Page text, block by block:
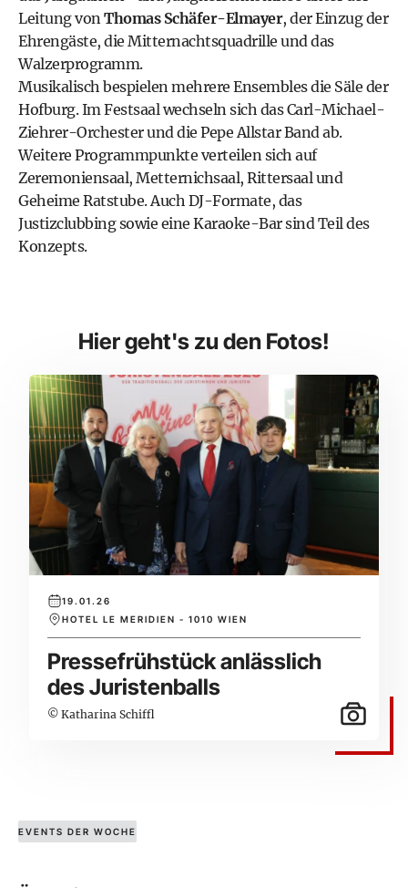
Leitung vonThomas Schäfer-Elmayer, der Einzug der
Ehrengäste, die Mitternachtsquadrille und das
Walzerprogramm.
Musikalisch bespielen mehrere Ensembles die Säle der
Hofburg. Im Festsaal wechseln sich das Carl-Michael-
Ziehrer-Orchester und die Pepe Allstar Band ab.
Weitere Programmpunkte verteilen sich auf
Zeremoniensaal, Metternichsaal, Rittersaal und
Geheime Ratstube. Auch DJ-Formate, das
Justizclubbing sowie eine Karaoke-Bar sind Teil des
Konzepts.
Hier geht's zu den Fotos!
19.01.26
HOTEL LE MERIDIEN - 1010 WIEN
Pressefrühstück anlässlich
des Juristenballs
© Katharina Schiffl
EVENTS DER WOCHE